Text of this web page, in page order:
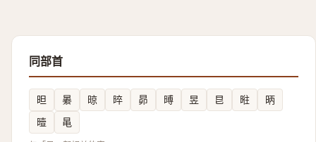
同部首
㫜 㬧 晾 晬 昴 㬍 昱 㫐 暀
昞
曀
㫣